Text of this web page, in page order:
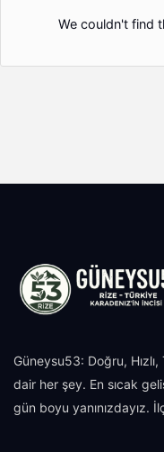
We couldn't find
Güneysu53: Doğru,
dair her şey. En sıcak
gün boyu yanınızdayız.